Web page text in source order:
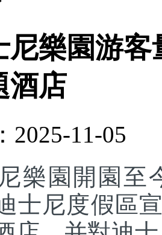
尼樂園游
酒店
2025-11-05
樂園開園
士尼度假區